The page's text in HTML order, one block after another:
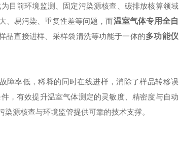
目前环境监测、固定污染源核查、碳排放核算领域
、易污染、重复性差等问题，而温室气体专用全自
品直接进样、采样袋清洗等功能于一体的多功能仪
障率低，稀释的同时在线进样，消除了样品转移误
，有效提升温室气体测定的灵敏度、精密度与自动
源核查与环境监管提供可靠的技术支撑。